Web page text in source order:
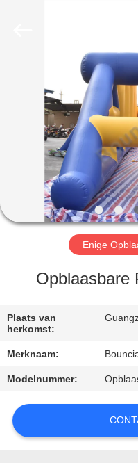
PRODUCTEN
VIDEO'S
ONGEVEER
ONS
CONTACTEER
ONS
VERZOEK
Enige
Opblaasbare
Plaats van
herkomst:
Merknaam:
Modelnummer: